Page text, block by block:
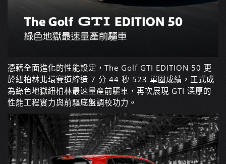
憑藉全面進化的性能設定，The Golf GTI EDITION 50 更
於紐柏林北環賽道締造 7 分 44 秒 523 單圈成績，正式成
為綠色地獄紐柏林最速量產前驅車，再次展現 GTI 深厚的
性能工程實力與前驅底盤調校功力。